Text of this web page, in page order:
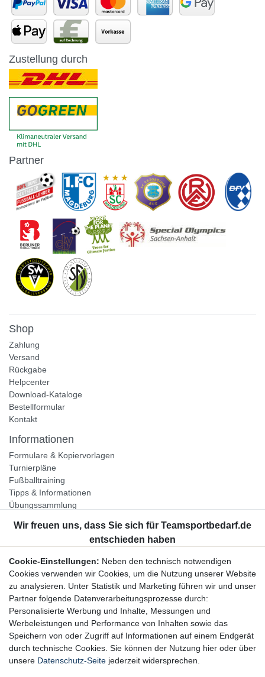
Zustellung durch
Partner
Shop
Zahlung
Versand
Rückgabe
Helpcenter
Download-Kataloge
Bestellformular
Kontakt
Informationen
Formulare & Kopiervorlagen
Turnierpläne
Fußballtraining
Tipps & Informationen
Übungssammlung
Unternehmen
Widerrufsrecht
Bestellung widerrufen
Datenschutzerklärung
AGB
Impressum
Newsletter
Cookie-Einstellungen: Neben den technisch notwendigen
Cookies verwenden wir Cookies, um die Nutzung unserer Website
zu analysieren. Unter Statistik und Marketing führen wir und unser
Partner folgende Datenverarbeitungsprozesse durch:
Personalisierte Werbung und Inhalte, Messungen und
Werbeleistungen und Performance von Inhalten sowie das
Speichern von oder Zugriff auf Informationen auf einem Endgerät
durch technische Cookies. Sie können der Nutzung hier oder über
unsere Datenschutz-Seite jederzeit widersprechen.